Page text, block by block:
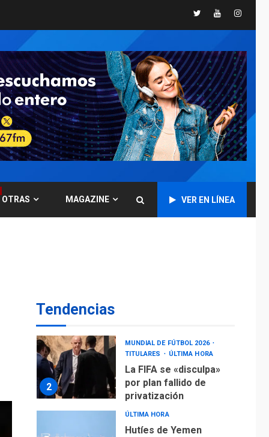
TwitterYoutube
OTRAS MAGAZINE VER EN LÍNEA
Tendencias
6
TITULARES
CNP plantea incluir
Libertad de Expresión
en agenda de
negociación con
comisión de AN 2015
7
DESTACADOS
NACIONALES
ÚLTIMA HORA
Gobierno nacional y
regional nos
respaldaron desde el
primer momento tras
asegura Gustavo
Duque
2
MUNDIAL DE FÚTBOL 2026
TITULARES
ÚLTIMA HORA
La FIFA se «disculpa»
por plan fallido de
privatización
ÚLTIMA HORA
Hutíes de Yemen